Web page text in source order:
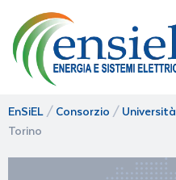
EnSiEL / Consorzio / Università
Torino